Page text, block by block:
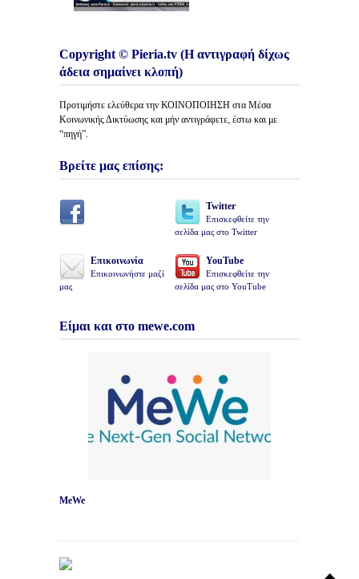
Copyright © Pieria.tv (Η αντιγραφή δίχως
άδεια σημαίνει κλοπή)
Προτιμήστε ελεύθερα την ΚΟΙΝΟΠΟΙΗΣΗ στα Μέσα
Κοινωνικής Δικτύωσης και μήν αντιγράφετε, έστω και με
“πηγή”.
Βρείτε μας επίσης:
Twitter
Επισκεφθείτε την
σελίδα μας στο Twitter
Επικοινωνία
Επικοινωνήστε μαζί
μας
YouTube
Επισκεφθείτε την
σελίδα μας στο YouTube
Είμαι και στο mewe.com
MeWe